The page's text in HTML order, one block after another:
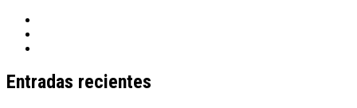
Entradas recientes